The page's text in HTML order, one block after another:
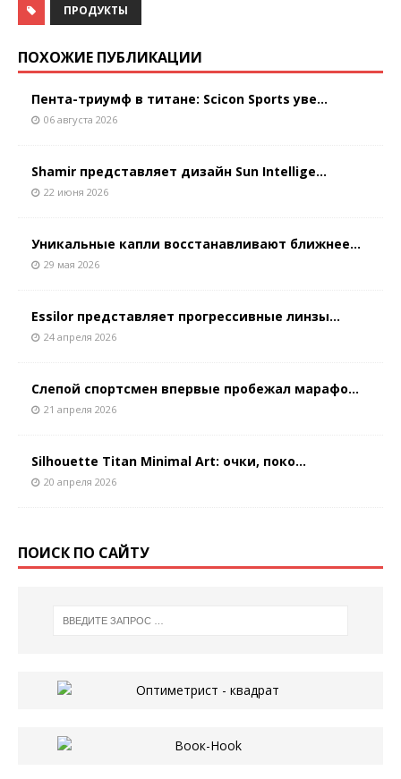
ПРОДУКТЫ
ПОХОЖИЕ ПУБЛИКАЦИИ
Пента-триумф в титане: Scicon Sports уве...
06 августа 2026
Shamir представляет дизайн Sun Intellige...
22 июня 2026
Уникальные капли восстанавливают ближнее...
29 мая 2026
Essilor представляет прогрессивные линзы...
24 апреля 2026
Слепой спортсмен впервые пробежал марафо...
21 апреля 2026
Silhouette Titan Minimal Art: очки, поко...
20 апреля 2026
ПОИСК ПО САЙТУ